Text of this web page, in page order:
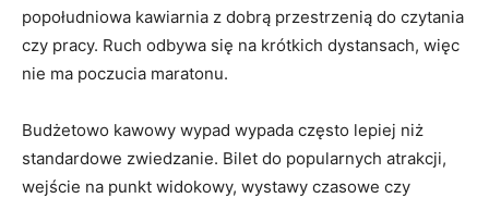
popołudniowa kawiarnia z dobrą przestrzenią do czytania
czy pracy. Ruch odbywa się na krótkich dystansach, więc
nie ma poczucia maratonu.
Budżetowo kawowy wypad wypada często lepiej niż
standardowe zwiedzanie. Bilet do popularnych atrakcji,
wejście na punkt widokowy, wystawy czasowe czy